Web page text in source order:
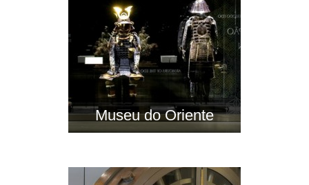
Museu do Oriente